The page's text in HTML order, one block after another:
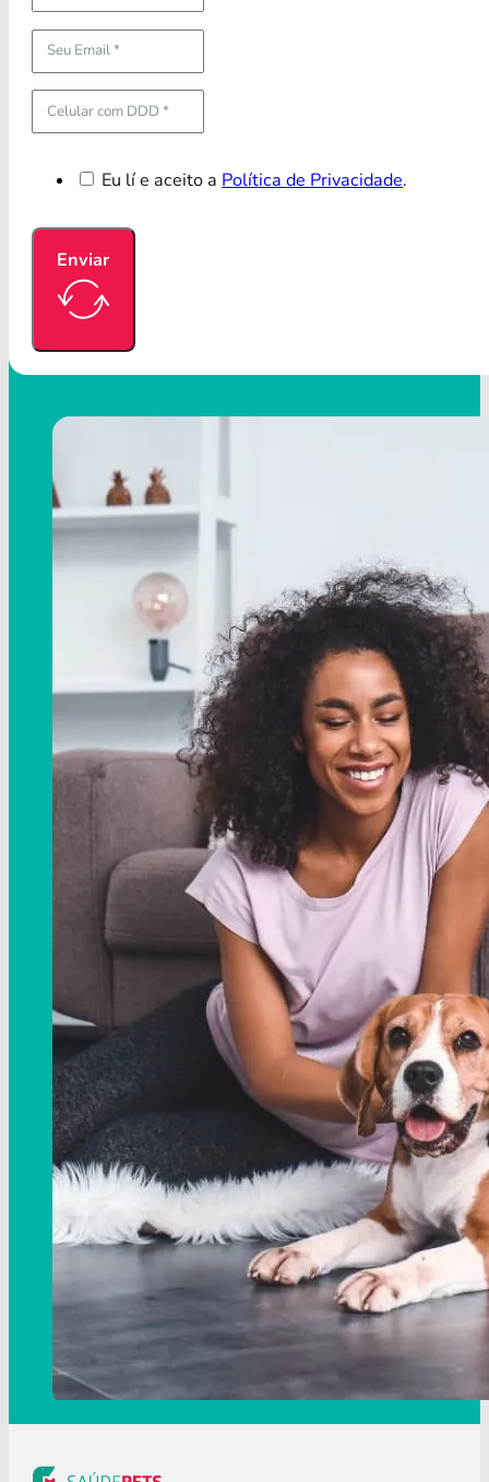
Eu lí e aceito a Política de Privacidade.
Enviar